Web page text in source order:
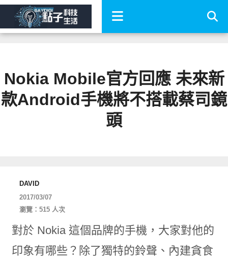
Nokia Mobile官方回應 未來新
款Android手機將不搭載蔡司鏡
頭
DAVID
2017/03/07
瀏覽：515 人次
對於 Nokia 這個品牌的手機，大家對他的
印象有哪些？除了獨特的鈴聲、內建貪食